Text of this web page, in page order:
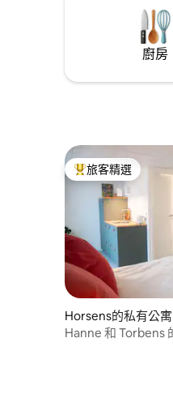
兩個尋找寧靜、自
樂園(Legoland)僅
廚房
旅客精選榜首
旅客精選
Horsens的私有公寓
Hanne 和 Torbens